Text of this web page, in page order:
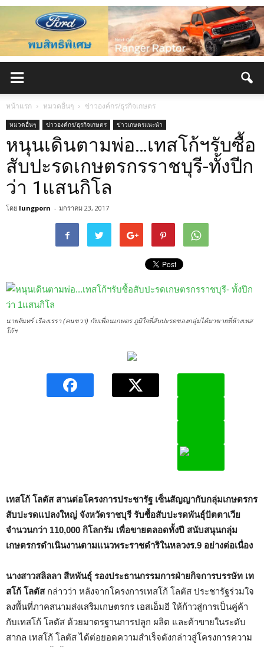
หน้าแรก หมวดอื่นๆ ข่าวองค์กร/ธุรกิจเกษตร
หมวดอื่นๆ ข่าวองค์กร/ธุรกิจเกษตร ข่าวเกษตรแนะนำ
หนุนเดินตามพ่อ…เทสโก้ฯรับซื้อ
สับปะรดเกษตรกรราชบุรี-ทั้งปีก
ว่า 1แสนกิโล
โดย lungporn - มกราคม 23, 2017
นายจันทร์ เรืองเรรา (คนขวา) กับเพื่อนเกษตร ภูมิใจที่สับปะรดของกลุ่มได้มาขายที่ห้างเทส
โก้ฯ
เทสโก้ โลตัส สานต่อโครงการประชารัฐ เซ็นสัญญากับกลุ่มเกษตรกร
สับปะรดแปลงใหญ่ จังหวัดราชบุรี รับซื้อสับปะรดพันธุ์ปัตตาเวีย
จำนวนกว่า 110,000 กิโลกรัม เพื่อขายตลอดทั้งปี สนับสนุนกลุ่ม
เกษตรกรดำเนินงานตามแนวพระราชดำริในหลวงร.9 อย่างต่อเนื่อง
นางสาวสลิลลา สีหพันธุ์ รองประธานกรรมการฝ่ายกิจการบรรษัท เท
สโก้ โลตัสกล่าวว่า หลังจากโครงการเทสโก้ โลตัส ประชารัฐร่วมใจ
ลงพื้นที่ภาคสนามส่งเสริมเกษตรกร เอสเอ็มอี ให้ก้าวสู่การเป็นคู่ค้า
กับเทสโก้ โลตัส ด้วยมาตรฐานการปลูก ผลิต และค้าขายในระดับ
สากล เทสโก้ โลตัส ได้ต่อยอดความสำเร็จดังกล่าวสู่โครงการความ